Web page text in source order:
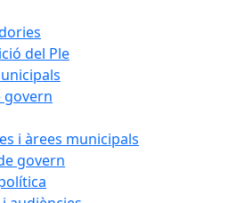
del Ple
govern
i àrees municipals
govern